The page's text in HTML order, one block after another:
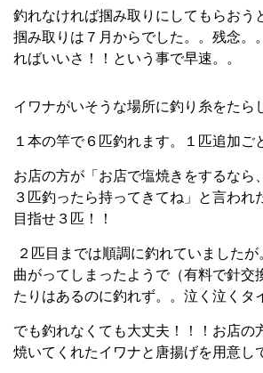
釣れなければ掴み取りにしてもらおう
掴み取りは７月からでした。。残念。
ればいいさ！！という事で早速。。
イワナがいそうな場所に釣り糸をたら
１本の竿で６匹釣れます。１匹追加ご
お店の方が「お店で塩焼きをするなら
３匹釣ったら持ってきてね」と言われ
目指せ３匹！！
２匹目までは順調に釣れていました
曲がってしまったようで（有料で針交
たりはあるのに釣れず。。泣く泣くタ
でも釣れなくても大丈夫！！！お店の
焼いてくれたイワナと唐揚げを用意し